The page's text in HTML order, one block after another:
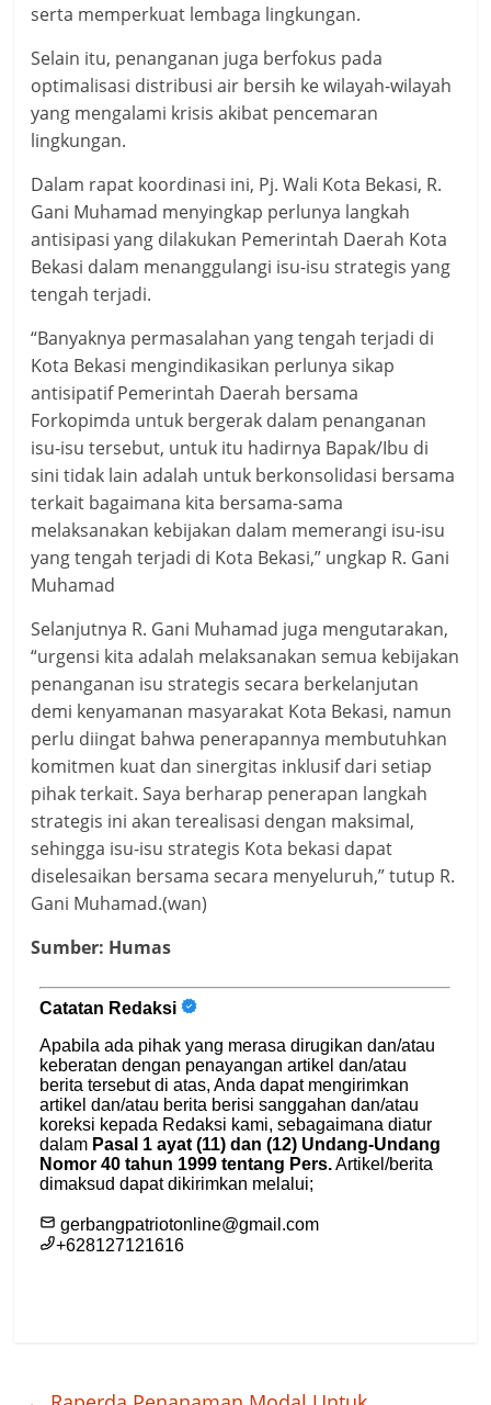
serta memperkuat lembaga lingkungan.
Selain itu, penanganan juga berfokus pada
optimalisasi distribusi air bersih ke wilayah-wilayah
yang mengalami krisis akibat pencemaran
lingkungan.
Dalam rapat koordinasi ini, Pj. Wali Kota Bekasi, R.
Gani Muhamad menyingkap perlunya langkah
antisipasi yang dilakukan Pemerintah Daerah Kota
Bekasi dalam menanggulangi isu-isu strategis yang
tengah terjadi.
“Banyaknya permasalahan yang tengah terjadi di
Kota Bekasi mengindikasikan perlunya sikap
antisipatif Pemerintah Daerah bersama
Forkopimda untuk bergerak dalam penanganan
isu-isu tersebut, untuk itu hadirnya Bapak/Ibu di
sini tidak lain adalah untuk berkonsolidasi bersama
terkait bagaimana kita bersama-sama
melaksanakan kebijakan dalam memerangi isu-isu
yang tengah terjadi di Kota Bekasi,” ungkap R. Gani
Muhamad
Selanjutnya R. Gani Muhamad juga mengutarakan,
“urgensi kita adalah melaksanakan semua kebijakan
penanganan isu strategis secara berkelanjutan
demi kenyamanan masyarakat Kota Bekasi, namun
perlu diingat bahwa penerapannya membutuhkan
komitmen kuat dan sinergitas inklusif dari setiap
pihak terkait. Saya berharap penerapan langkah
strategis ini akan terealisasi dengan maksimal,
sehingga isu-isu strategis Kota bekasi dapat
diselesaikan bersama secara menyeluruh,” tutup R.
Gani Muhamad.(wan)
Sumber: Humas